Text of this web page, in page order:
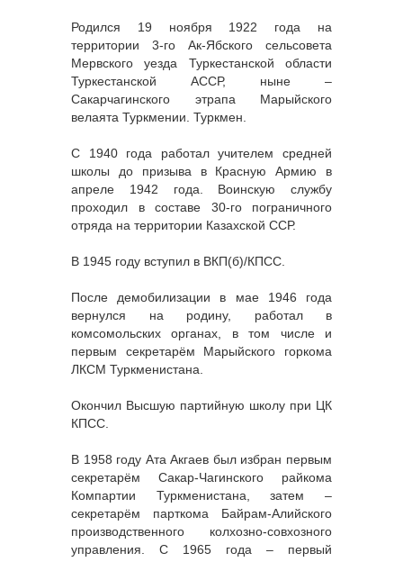
Родился 19 ноября 1922 года на
территории 3-го Ак-Ябского сельсовета
Мервского уезда Туркестанской области
Туркестанской АССР, ныне –
Сакарчагинского этрапа Марыйского
велаята Туркмении. Туркмен.
С 1940 года работал учителем средней
школы до призыва в Красную Армию в
апреле 1942 года. Воинскую службу
проходил в составе 30-го пограничного
отряда на территории Казахской ССР.
В 1945 году вступил в ВКП(б)/КПСС.
После демобилизации в мае 1946 года
вернулся на родину, работал в
комсомольских органах, в том числе и
первым секретарём Марыйского горкома
ЛКСМ Туркменистана.
Окончил Высшую партийную школу при ЦК
КПСС.
В 1958 году Ата Акгаев был избран первым
секретарём Сакар-Чагинского райкома
Компартии Туркменистана, затем –
секретарём парткома Байрам-Алийского
производственного колхозно-совхозного
управления. С 1965 года – первый